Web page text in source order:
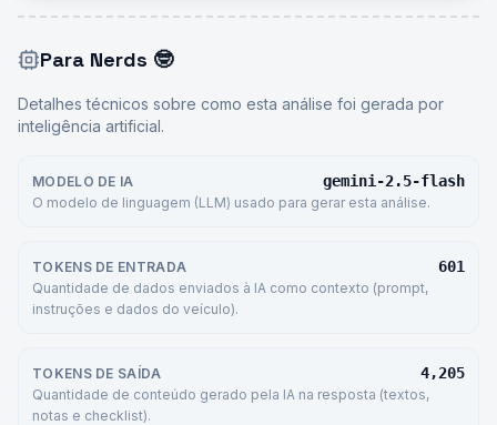
Para Nerds 🤓
Detalhes técnicos sobre como esta análise foi gerada por
inteligência artificial.
MODELO DE IA gemini-2.5-flash
O modelo de linguagem (LLM) usado para gerar esta análise.
TOKENS DE ENTRADA 601
Quantidade de dados enviados à IA como contexto (prompt,
instruções e dados do veículo).
TOKENS DE SAÍDA 4,205
Quantidade de conteúdo gerado pela IA na resposta (textos,
notas e checklist).